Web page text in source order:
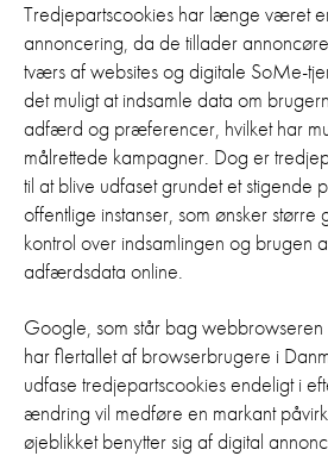
Tredjepartscookies har længe været
annoncering, da de tillader
tværs af websites og digitale SoMe-
det muligt at indsamle data om
adfærd og præferencer, hvilket har
målrettede kampagner. Dog er
til at blive udfaset grundet et stigende
offentlige instanser, som ønsker større
kontrol over indsamlingen og brugen
adfærdsdata online.
Google, som står bag
har flertallet af browserbrugere i
udfase tredjepartscookies endeligt i
ændring vil medføre en markant
øjeblikket benytter sig af digital